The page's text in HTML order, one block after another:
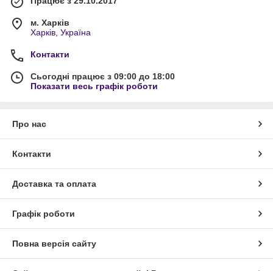
м. Харків
Харків, Україна
Контакти
Сьогодні працює з 09:00 до 18:00
Показати весь графік роботи
Про нас
Контакти
Доставка та оплата
Графік роботи
Повна версія сайту